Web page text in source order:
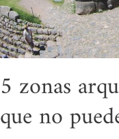
5 zonas
que no
en
tu
lista